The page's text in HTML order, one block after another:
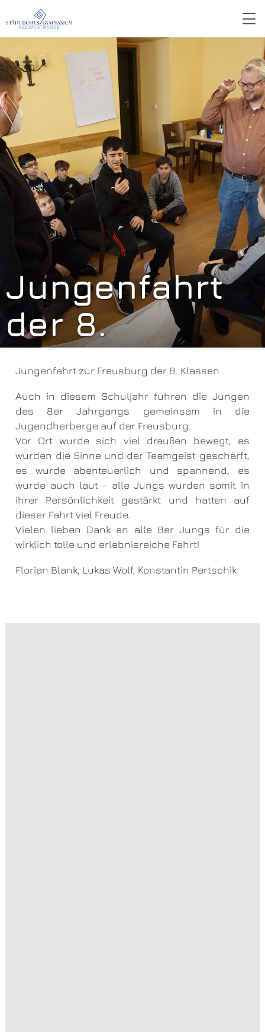
Jungenfahrt
der 8.
Jungenfahrt zur Freusburg der 8. Klassen
Auch in diesem Schuljahr fuhren die Jungen
des 8er Jahrgangs gemeinsam in die
Jugendherberge auf der Freusburg.
Vor Ort wurde sich viel draußen bewegt, es
wurden die Sinne und der Teamgeist geschärft,
es wurde abenteuerlich und spannend, es
wurde auch laut - alle Jungs wurden somit in
ihrer Persönlichkeit gestärkt und hatten auf
dieser Fahrt viel Freude.
Vielen lieben Dank an alle 8er Jungs für die
wirklich tolle und erlebnisreiche Fahrt!
Florian Blank, Lukas Wolf, Konstantin Pertschik